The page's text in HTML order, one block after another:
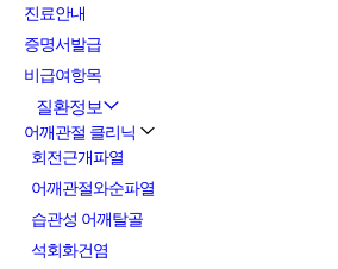
진료안내
증명서발급
비급여항목
질환정보
어깨관절 클리닉
회전근개파열
어깨관절와순파열
습관성 어깨탈골
석회화건염